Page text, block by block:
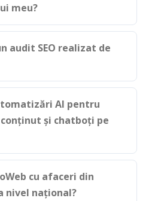
meu?
audit SEO realizat de
AI pentru
și chatboți pe
cu afaceri din
nivel național?